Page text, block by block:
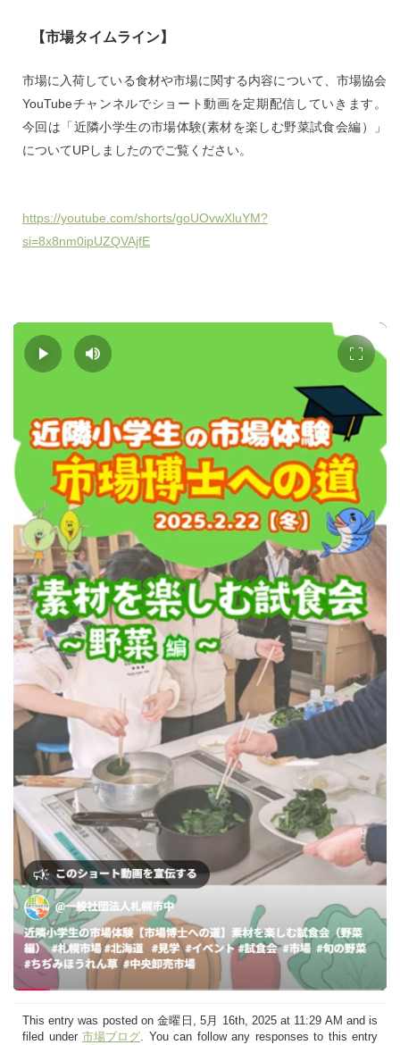
【市場タイムライン】
市場に入荷している食材や市場に関する内容について、市場協会
YouTubeチャンネルでショート動画を定期配信していきます。
今回は「近隣小学生の市場体験(素材を楽しむ野菜試食会編）」
についてUPしましたのでご覧ください。
https://youtube.com/shorts/goUOvwXluYM?
si=8x8nm0ipUZQVAjfE
This entry was posted on 金曜日, 5月 16th, 2025 at 11:29 AM and is
filed under 市場ブログ . You can follow any responses to this entry